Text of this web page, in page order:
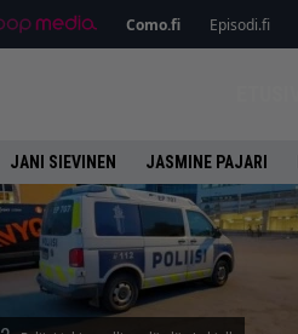
Como.fi Episodi.fi
JANI SIEVINEN JASMINE PAJARI